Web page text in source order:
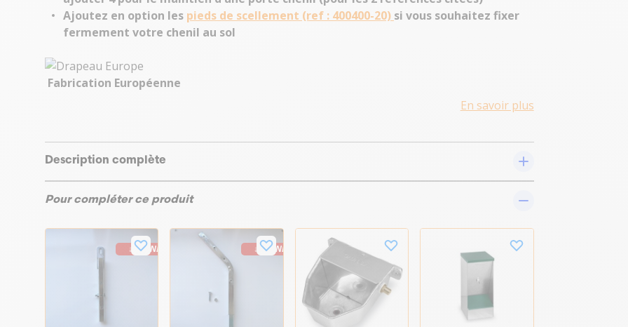
Ajoutez en option les pieds de scellement (ref : 400400-20) si vous souhaitez fixer
fermement votre chenil au sol
Fabrication Européenne
En savoir plus
Description complète
Pour compléter ce produit
↓ CHENIL26 ↓ CHENIL26